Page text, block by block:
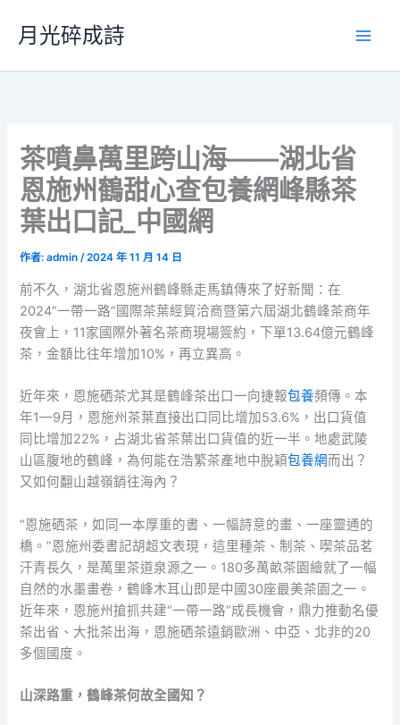
要
月光碎成詩
茶噴鼻萬里跨山海——湖北省
恩施州鶴甜心查包養網峰縣茶
葉出口記_中國網
作者:admin/2024 年 11 月 14 日
前不久，湖北省恩施州鶴峰縣走馬鎮傳來了好新聞：在
2024“一帶一路”國際茶葉經貿洽商暨第六屆湖北鶴峰茶商年
夜會上，11家國際外著名茶商現場簽約，下單13.64億元鶴峰
茶，金額比往年增加10%，再立異高。
近年來，恩施硒茶尤其是鶴峰茶出口一向捷報包養頻傳。本
年1—9月，恩施州茶葉直接出口同比增加53.6%，出口貨值
同比增加22%，占湖北省茶葉出口貨值的近一半。地處武陵
山區腹地的鶴峰，為何能在浩繁茶產地中脫穎包養網而出？
又如何翻山越嶺銷往海內？
“恩施硒茶，如同一本厚重的書、一幅詩意的畫、一座靈通的
橋。”恩施州委書記胡超文表現，這里種茶、制茶、喫茶品茗
汗青長久，是萬里茶道泉源之一。180多萬畝茶園繪就了一幅
自然的水墨畫卷，鶴峰木耳山即是中國30座最美茶園之一。
近年來，恩施州搶抓共建“一帶一路”成長機會，鼎力推動名優
茶出省、大批茶出海，恩施硒茶遠銷歐洲、中亞、北非的20
多個國度。
山深路重，鶴峰茶何故全國知？